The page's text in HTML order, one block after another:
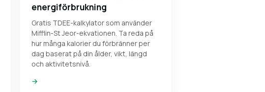
energiförbrukning
Gratis TDEE-kalkylator som använder
Mifflin-St Jeor-ekvationen. Ta reda på
hur många kalorier du förbränner per
dag baserat på din ålder, vikt, längd
och aktivitetsnivå.
→